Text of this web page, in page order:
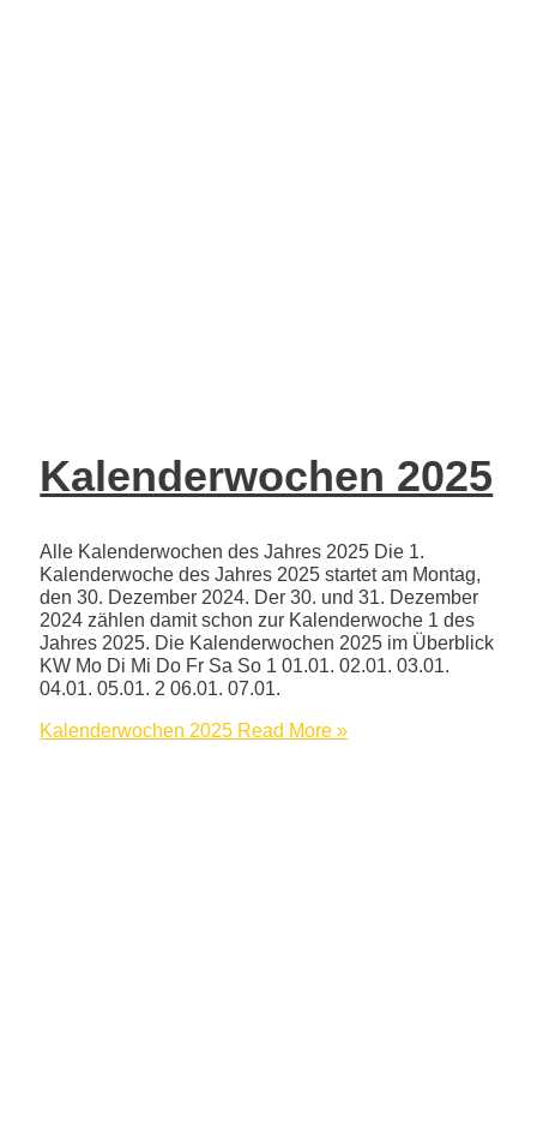
Kalenderwochen 2025
Alle Kalenderwochen des Jahres 2025 Die 1.
Kalenderwoche des Jahres 2025 startet am Montag,
den 30. Dezember 2024. Der 30. und 31. Dezember
2024 zählen damit schon zur Kalenderwoche 1 des
Jahres 2025. Die Kalenderwochen 2025 im Überblick
KW Mo Di Mi Do Fr Sa So 1 01.01. 02.01. 03.01.
04.01. 05.01. 2 06.01. 07.01.
Kalenderwochen 2025 Read More »